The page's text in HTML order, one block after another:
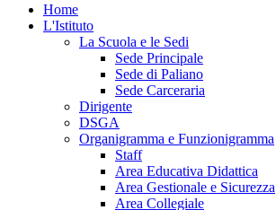
Home
L'Istituto
La Scuola e le Sedi
Sede Principale
Sede di Paliano
Sede Carceraria
Dirigente
DSGA
Organigramma e Funzionigramma
Staff
Area Educativa Didattica
Area Gestionale e Sicurezza
Area Collegiale